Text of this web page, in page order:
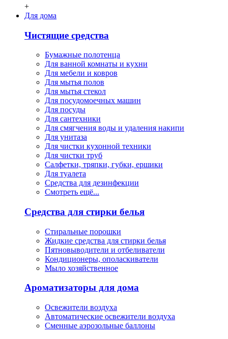
+
Для дома
Чистящие средства
Бумажные полотенца
Для ванной комнаты и кухни
Для мебели и ковров
Для мытья полов
Для мытья стекол
Для посудомоечных машин
Для посуды
Для сантехники
Для смягчения воды и удаления накипи
Для унитаза
Для чистки кухонной техники
Для чистки труб
Салфетки, тряпки, губки, ершики
Для туалета
Средства для дезинфекции
Смотреть ещё...
Средства для стирки белья
Стиральные порошки
Жидкие средства для стирки белья
Пятновыводители и отбеливатели
Кондиционеры, ополаскиватели
Мыло хозяйственное
Ароматизаторы для дома
Освежители воздуха
Автоматические освежители воздуха
Сменные аэрозольные баллоны